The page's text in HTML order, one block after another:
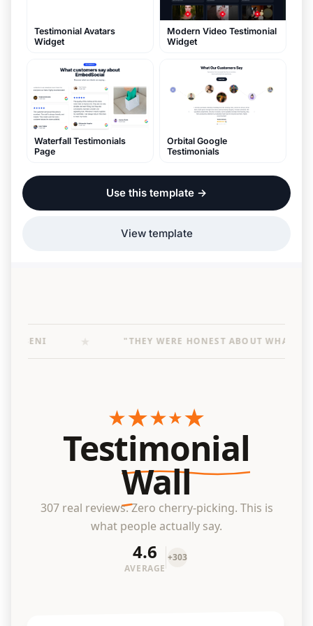
Testimonial Avatars
Widget
Modern Video Testimonial
Widget
Waterfall Testimonials
Page
Orbital Google
Testimonials
Use this template →
View template